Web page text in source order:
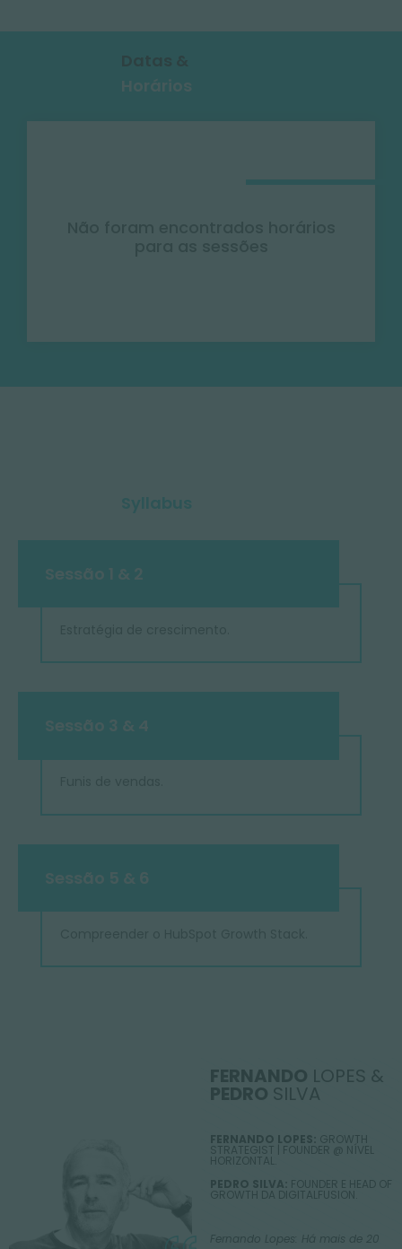
Horários
Syllabus
Sessão 1 & 2
Sessão 3 & 4
Sessão 5 & 6
FERNANDO LOPES &
PEDRO SILVA
FERNANDO LOPES: GROWTH
STRATEGIST | FOUNDER @ NÍVEL
HORIZONTAL.
PEDRO SILVA: FOUNDER E HEAD OF
GROWTH DA DIGITALFUSION.
Fernando Lopes: Há mais de 20